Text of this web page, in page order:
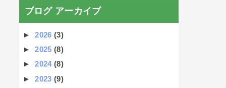
ブログ アーカイブ
►2026(3)
►2025(8)
►2024(8)
►2023(9)